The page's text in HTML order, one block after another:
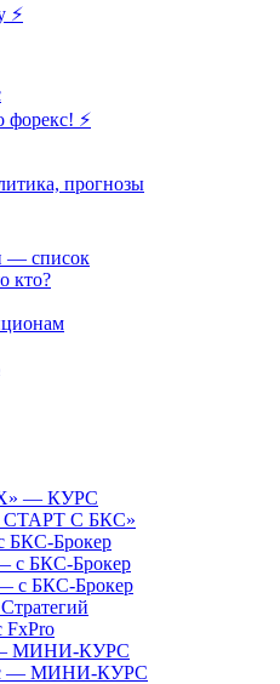
⚡️
⚡
прогнозы
— список
кто?
— КУРС
С БКС»
БКС-Брокер
с БКС-Брокер
с БКС-Брокер
FxPro
— МИНИ-КУРС
— МИНИ-КУРС